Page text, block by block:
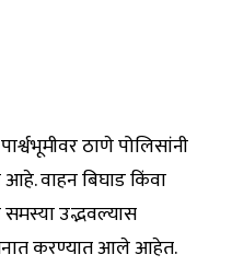
ठाणे पोलिसांनी
आहे. वाहन बिघाड किंवा
उद्भवल्यास
करण्यात आले आहेत.